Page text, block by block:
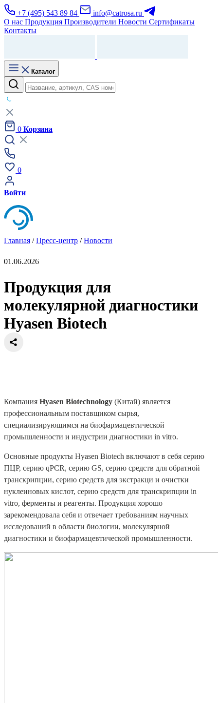
+7 (495) 543 89 84
info@catrosa.ru
О нас Продукция Производители Новости Сертификаты
Контакты
Каталог
0 Корзина
0
Войти
Главная /Пресс-центр /Новости
01.06.2026
Продукция для
молекулярной диагностики
Hyasen Biotech
Компания Hyasen Biotechnology (Китай) является
профессиональным поставщиком сырья,
специализирующимся на биофармацевтической
промышленности и индустрии диагностики in vitro.
Основные продукты Hyasen Biotech включают в себя серию
ПЦР, серию qPCR, серию GS, серию средств для обратной
транскрипции, серию средств для экстракци и очистки
нуклеиновых кислот, серию средств для транскрипции in
vitro, ферменты и реагенты. Продукция хорошо
зарекомендовала себя и отвечает требованиям научных
исследований в области биологии, молекулярной
диагностики и биофармацевтической промышленности.